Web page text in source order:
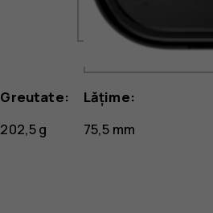
Greutate:
202,5 g
Lățime:
75,5 mm